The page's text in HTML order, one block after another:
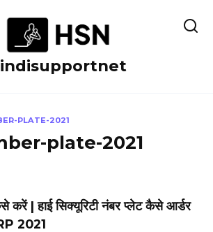
PLATE-2021
plate-2021
| हाई सिक्यूरिटी नंबर प्लेट कैसे आर्डर
2021